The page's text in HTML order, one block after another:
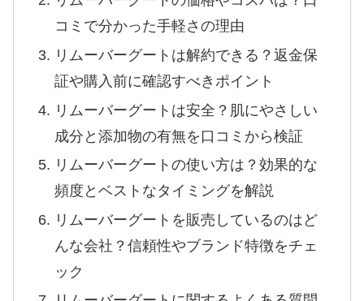
コミで分かった手軽さの理由
リムーバーグートは解約できる？返金保
証や購入前に確認すべきポイント
リムーバーグートは安全？肌にやさしい
成分と添加物の有無を口コミから検証
リムーバーグートの使い方は？効果的な
頻度とベストなタイミングを解説
リムーバーグートを販売しているのはど
んな会社？信頼性やブランド特徴をチェ
ック